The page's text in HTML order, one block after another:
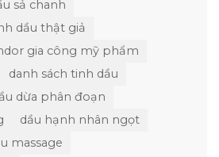
sả chanh
dầu thật giả
gia công mỹ phẩm
danh sách tinh dầu
dừa phân đoạn
dầu hạnh nhân ngọt
massage